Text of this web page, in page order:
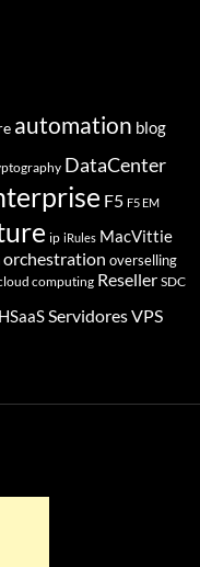
automation blog
DataCenter
F5 F5 EM
ip iRules MacVittie
orchestration overselling
computing Reseller SDC
Servidores VPS